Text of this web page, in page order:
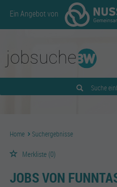
Ein Angebot von
Suche
Home Suchergebnisse
Merkliste (0)
JOBS VON